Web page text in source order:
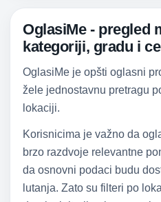
OglasiMe - pregled
kategoriji, gradu i
OglasiMe je opšti oglasni
žele jednostavnu pretragu
lokaciji.
Korisnicima je važno da
brzo razdvoje relevantne
da osnovni podaci budu
lutanja. Zato su filteri po